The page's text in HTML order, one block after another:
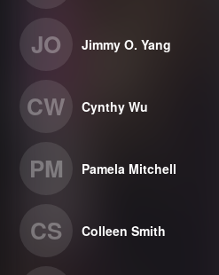
JO Jimmy O. Yang
CW Cynthy Wu
PM Pamela Mitchell
CS Colleen Smith